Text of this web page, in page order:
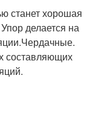
станет хорошая
делается на
составляющих